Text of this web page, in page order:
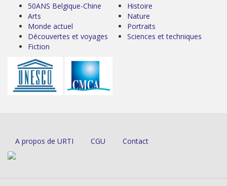
50ANS Belgique-Chine
Arts
Monde actuel
Découvertes et voyages
Fiction
Histoire
Nature
Portraits
Sciences et techniques
A propos de URTI CGU Contact